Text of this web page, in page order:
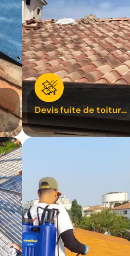
Devis fuite de toiture
31